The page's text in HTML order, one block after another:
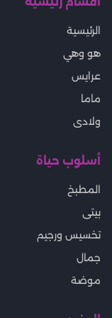
الرئيسية
هو وهي
عرايس
ماما
ولادى
أسلوب حياة
المطبخ
بيتى
تخسيس ورجيم
جمال
موضة